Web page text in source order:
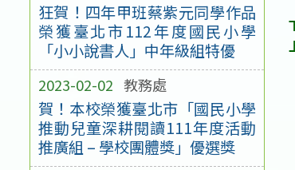
狂賀！四年甲班蔡紫元同學作品
榮獲臺北市112年度國民小學
「小小說書人」中年級組特優
2023-02-02 教務處
賀！本校榮獲臺北市「國民小學
推動兒童深耕閱讀111年度活動
推廣組 – 學校團體獎」優選獎